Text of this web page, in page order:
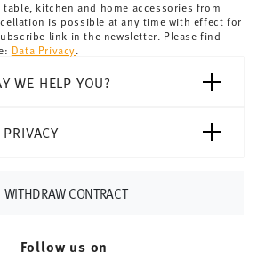
is free of charge for orders over
value of your purchase is less than
charges are 36,90 CHF.
receive a tracking code by e-mail as
working days for delivery within
in stock. You can view delivery times to
please use ourreturns service
kitchen and home accessories from
is possible at any time with effect for
link in the newsletter. Please find
Data Privacy
WE HELP YOU?
WITHDRAW CONTRACT
Follow us on